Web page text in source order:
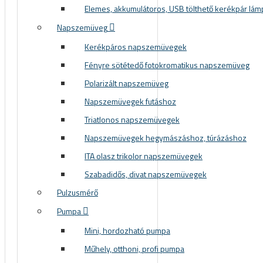
Sí és snowboard sisakok
Sí és snowboard szemüvegek
SÖTÉTEDŐ NAPSZEMÜVEGEK
Elemes, akkumulátoros, USB tölthető kerékpár
Napszemüveg
Kerékpáros napszemüvegek
Fényre sötétedő fotokromatikus napszemüveg
Polarizált napszemüveg
Napszemüvegek futáshoz
Triatlonos napszemüvegek
Napszemüvegek hegymászáshoz, túrázáshoz
ITA olasz trikolor napszemüvegek
Szabadidős, divat napszemüvegek
Pulzusmérő
Pumpa
Mini, hordozható pumpa
Műhely, otthoni, profi pumpa